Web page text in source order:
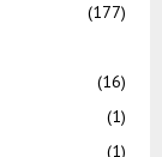
(177)
(16)
(1)
(1)